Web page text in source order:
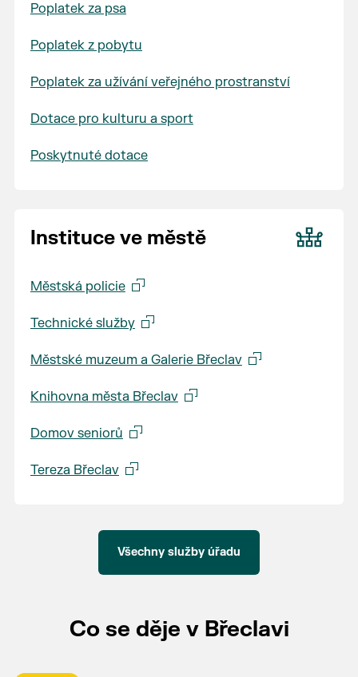
Poplatek za psa
Poplatek z pobytu
Poplatek za užívání veřejného prostranství
Dotace pro kulturu a sport
Poskytnuté dotace
Instituce ve městě
Městská policie
Technické služby
Městské muzeum a Galerie Břeclav
Knihovna města Břeclav
Domov seniorů
Tereza Břeclav
Všechny služby úřadu
Co se děje v Břeclavi